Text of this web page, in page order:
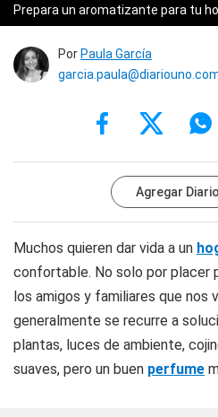
Prepara un aromatizante para tu
Por Paula García
Agregar
Muchos quieren dar vida a un
confortable. No solo por placer
los amigos y familiares que nos
generalmente se recurre a
plantas, luces de ambiente,
suaves, pero un buen perfume